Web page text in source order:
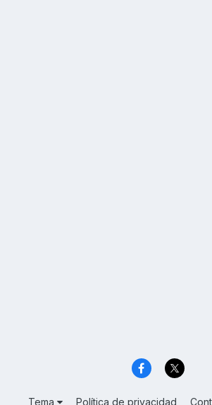
Tema Política de privacidad